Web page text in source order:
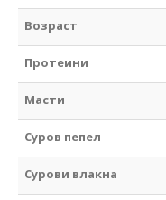
Возраст
Протеини
Масти
Суров пепел
Сурови влакна